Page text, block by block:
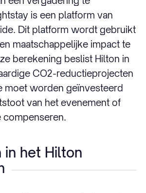
is een platform van
Dit platform wordt gebruikt
maatschappelijke impact te
berekening beslist Hilton in
CO2-reductieprojecten
moet worden geïnvesteerd
van het evenement of
compenseren.
in het Hilton